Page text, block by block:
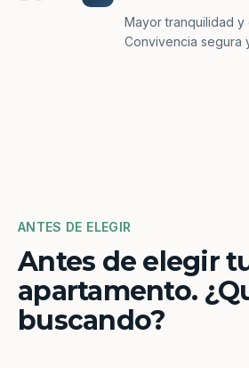
Mayor tranquilidad
Convivencia segura
ANTES DE ELEGIR
Antes de elegir
apartamento.
buscando?